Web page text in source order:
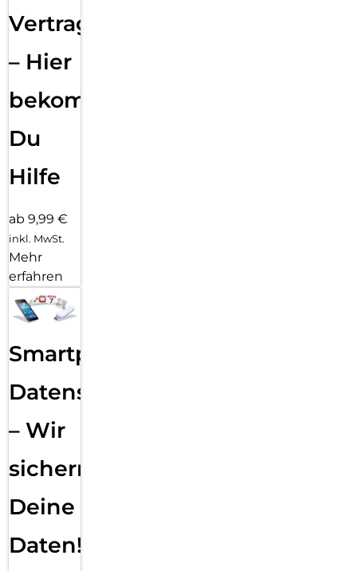
Vertragsabwicklung
– Hier
bekommst
Du
Hilfe
ab 9,99 €
inkl. MwSt.
Mehr
erfahren
Smartphone
Datensicherung
– Wir
sichern
Deine
Daten!